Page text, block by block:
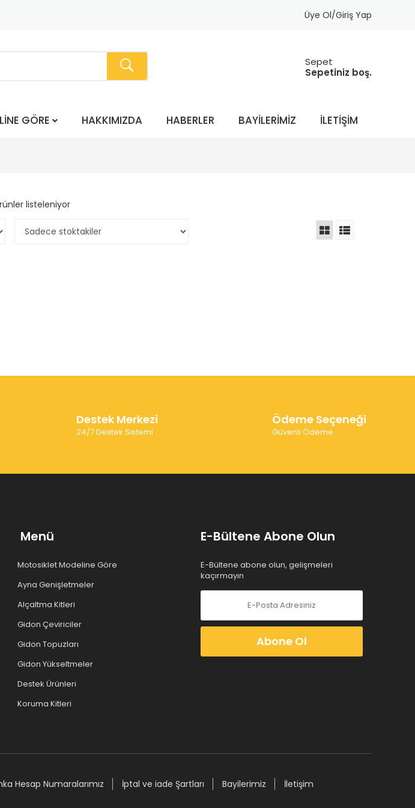
Üye Ol/Giriş Yap
Sepet
Sepetiniz boş.
GÖRE HAKKIMIZDA HABERLER BAYILERIMIZ İLETIŞIM
listeleniyor
Destek Merkezi
24/7 Destek Sistemi
Ödeme Seçeneği
Güvenli Ödeme
Menü
Motosiklet Modeline Göre
Ayna Genişletmeler
Alçaltma Kitleri
Gidon Çeviriciler
Gidon Topuzları
Gidon Yükseltmeler
Destek Ürünleri
Koruma Kitleri
E-Bültene Abone Olun
E-Bültene abone olun, gelişmeleri
kaçırmayın
Abone Ol
Hesap Numaralarımız İptal ve iade Şartları Bayilerimiz İletişim